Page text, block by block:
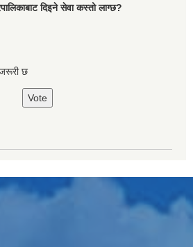
दिइने सेवा कस्तो लाग्छ?
छ